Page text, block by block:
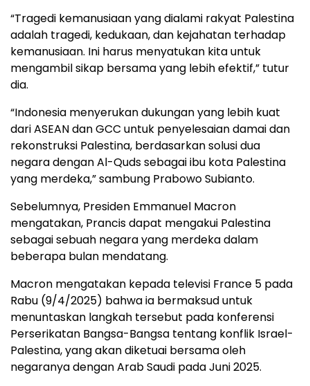
“Tragedi kemanusiaan yang dialami rakyat Palestina
adalah tragedi, kedukaan, dan kejahatan terhadap
kemanusiaan. Ini harus menyatukan kita untuk
mengambil sikap bersama yang lebih efektif,” tutur
dia.
“Indonesia menyerukan dukungan yang lebih kuat
dari ASEAN dan GCC untuk penyelesaian damai dan
rekonstruksi Palestina, berdasarkan solusi dua
negara dengan Al-Quds sebagai ibu kota Palestina
yang merdeka,” sambung Prabowo Subianto.
Sebelumnya, Presiden Emmanuel Macron
mengatakan, Prancis dapat mengakui Palestina
sebagai sebuah negara yang merdeka dalam
beberapa bulan mendatang.
Macron mengatakan kepada televisi France 5 pada
Rabu (9/4/2025) bahwa ia bermaksud untuk
menuntaskan langkah tersebut pada konferensi
Perserikatan Bangsa-Bangsa tentang konflik Israel-
Palestina, yang akan diketuai bersama oleh
negaranya dengan Arab Saudi pada Juni 2025.